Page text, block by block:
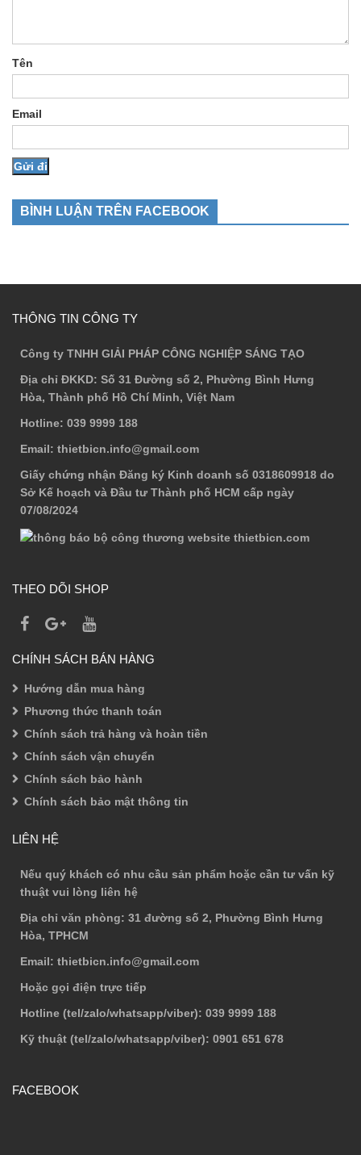
Tên
Email
BÌNH LUẬN TRÊN FACEBOOK
THÔNG TIN CÔNG TY
Công ty TNHH GIẢI PHÁP CÔNG NGHIỆP SÁNG TẠO
Địa chỉ ĐKKD: Số 31 Đường số 2, Phường Bình Hưng
Hòa, Thành phố Hồ Chí Minh, Việt Nam
Hotline: 039 9999 188
Email: thietbicn.info@gmail.com
Giấy chứng nhận Đăng ký Kinh doanh số 0318609918 do
Sở Kế hoạch và Đầu tư Thành phố HCM cấp ngày
07/08/2024
THEO DÕI SHOP
CHÍNH SÁCH BÁN HÀNG
Hướng dẫn mua hàng
Phương thức thanh toán
Chính sách trả hàng và hoàn tiền
Chính sách vận chuyển
Chính sách bảo hành
Chính sách bảo mật thông tin
LIÊN HỆ
Nếu quý khách có nhu cầu sản phẩm hoặc cần tư vấn kỹ
thuật vui lòng liên hệ
Địa chỉ văn phòng: 31 đường số 2, Phường Bình Hưng
Hòa, TPHCM
Email: thietbicn.info@gmail.com
Hoặc gọi điện trực tiếp
Hotline (tel/zalo/whatsapp/viber): 039 9999 188
Kỹ thuật (tel/zalo/whatsapp/viber): 0901 651 678
FACEBOOK